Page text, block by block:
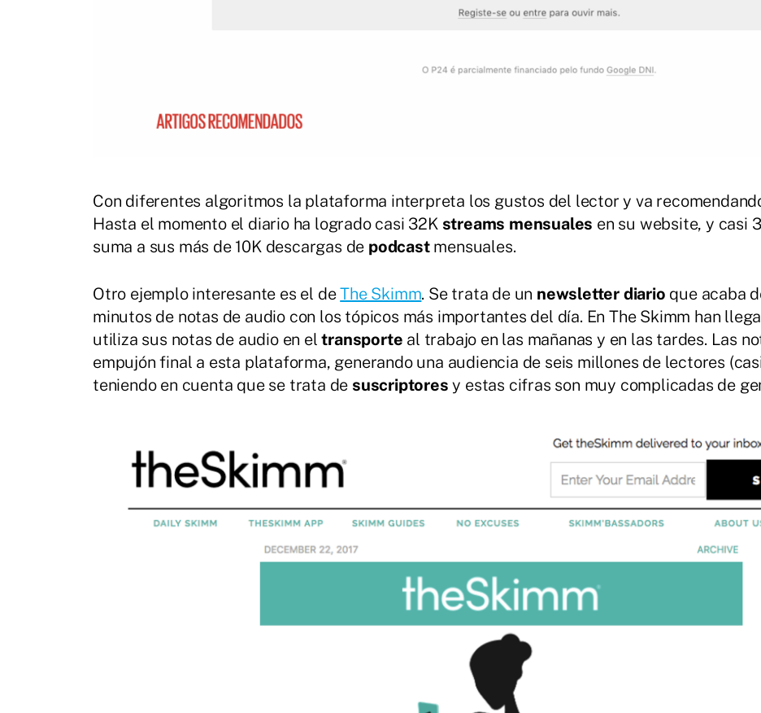
Con diferentes algoritmos la plataforma interpreta los gustos del lector y va
Hasta el momento el diario ha logrado casi 32K streams mensuales en su website, y casi
suma a sus más de 10K descargas de podcast mensuales.
Otro ejemplo interesante es el deThe Skimm. Se trata de un newsletter diario que acaba
minutos de notas de audio con los tópicos más importantes del día. En The Skimm han
utiliza sus notas de audio en eltransporte al trabajo en las mañanas y en las tardes. Las
empujón final a esta plataforma, generando una audiencia de seis millones de lectores
teniendo en cuenta que se trata de suscriptores y estas cifras son muy complicadas de